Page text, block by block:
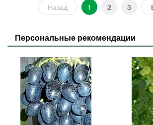
Назад 1 2 3
Персональные рекомендации